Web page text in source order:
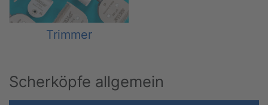
Trimmer
Scherköpfe allgemein